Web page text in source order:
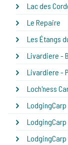
Lac des
Le Repaire
Les Étangs
Livardiere -
Livardiere -
Loch'ness
LodgingCarp